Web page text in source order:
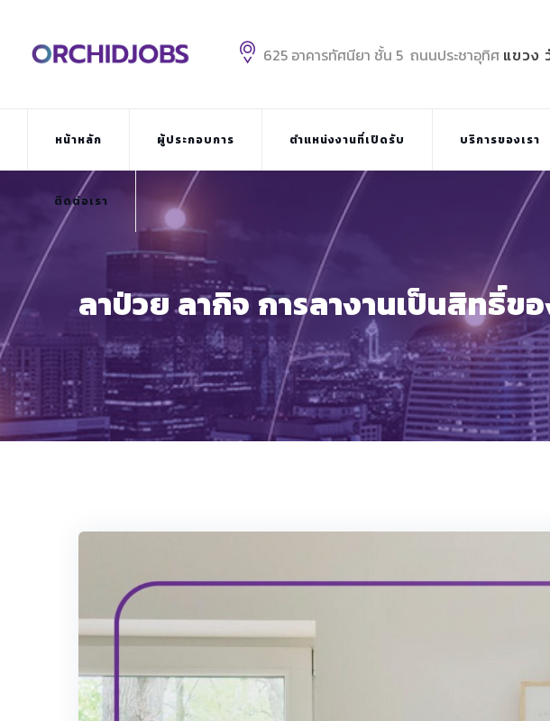
625 อาคารทัศนียา ชั้น 5 ถนนประชาอุทิศ แขวง
หน้าหลัก ผู้ประกอบการ ตำแหน่งงานที่เปิดรับ บริการของเรา
ติดต่อเรา
ลาป่วย ลากิจ การลางานเป็นสิทธิ์